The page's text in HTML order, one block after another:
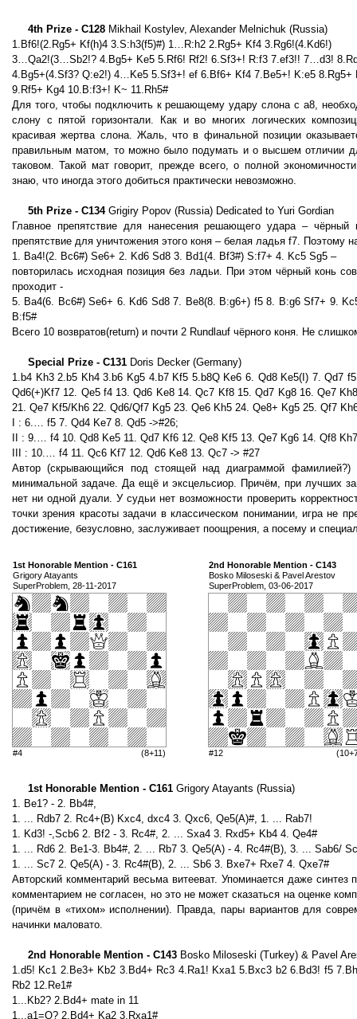
4th Prize - C128 Mikhail Kostylev, Alexander Melnichuk (Russia)
1.Bf6!(2.Rg5+ Kf(h)4 3.S:h3(f5)#) 1…R:h2 2.Rg5+ Kf4 3.Rg6!(4.Kd6!)
3…Qа2!(3…Sb2!? 4.Bg5+ Kе5 5.Rf6! Rf2! 6.Sf3+! R:f3 7.ef3!! 7…d3!
4.Bg5+(4.Sf3? Q:е2!) 4…Kе5 5.Sf3+! ef 6.Bf6+ Kf4 7.Be5+! K:е5 8.Rg5+
9.Rf5+ Kg4 10.B:f3+! K~ 11.Rh5#
Для того, чтобы подключить к решающему удару слона с а8,
слону с пятой горизонтали. Как и во многих логических
красивая жертва слона. Жаль, что в финальной позиции
правильным матом, то можно было подумать и о высшем отличии
таковом. Такой мат говорит, прежде всего, о полной
знаю, что иногда этого добиться практически невозможно.
5th Prize - C134Grigiry Popov (Russia) Dedicated to Yuri Gordian
Главное препятствие для нанесения решающего удара –
препятствие для уничтожения этого коня – белая ладья f7. Поэтому
1. Ba4!(2. Bc6#) Se6+ 2. Kd6 Sd8 3. Bd1(4. Bf3#) S:f7+ 4. Kc5 Sg5 –
повторилась исходная позиция без ладьи. При этом чёрный конь
проходит -
5. Ba4(6. Bc6#) Se6+ 6. Kd6 Sd8 7. Be8(8. B:g6+) f5 8. B:g6 Sf7+ 9.
B:f5#
Всего 10 возвратов(return) и почти 2 Rundlauf чёрного коня. Не
Special Prize - C131 Doris Decker (Germany)
1.b4 Kh3 2.b5 Kh4 3.b6 Kg5 4.b7 Kf5 5.b8Q Ke6 6. Qd8 Ke5(I) 7. Qd7
Qd6(+)Kf7 12. Qe5 f4 13. Qd6 Ke8 14. Qc7 Kf8 15. Qd7 Kg8 16. Qe7
21. Qe7 Kf5/Kh6 22. Qd6/Qf7 Kg5 23. Qe6 Kh5 24. Qe8+ Kg5 25. Qf7
I : 6.… f5 7. Qd4 Ke7 8. Qd5 ->#26;
II : 9.… f4 10. Qd8 Ke5 11. Qd7 Kf6 12. Qe8 Kf5 13. Qe7 Kg6 14. Qf8
III : 10.… f4 11. Qc6 Kf7 12. Qd6 Ke8 13. Qc7 -> #27
Автор (скрывающийся под стоящей над диаграммой
минимальной задаче. Да ещё и эксцельсиор. Причём, при лучших
нет ни одной дуали. У судьи нет возможности проверить
точки зрения красоты задачи в классическом понимании, игра не
достижение, безусловно, заслуживает поощрения, а посему и
1st Honorable Mention - C161
Grigory Atayants
SuperProblem, 28-11-2017
#4 (8+11)
2nd Honorable Mention - C143
Bosko Miloseski & Pavel Arestov
SuperProblem, 03-06-2017
#12
1st Honorable Mention - C161 Grigory Atayants (Russia)
1. Be1? - 2. Bb4#,
1. ... Rdb7 2. Rc4+(В) Kxc4, dxc4 3. Qxc6, Qe5(А)#, 1. ... Rab7!
1. Kd3! -,Scb6 2. Bf2 - 3. Rc4#, 2. ... Sxa4 3. Rxd5+ Kb4 4. Qe4#
1. ... Rd6 2. Be1-3. Bb4#, 2. ... Rb7 3. Qe5(А) - 4. Rc4#(В), 3. ... Sab6/
1. ... Sc7 2. Qe5(А) - 3. Rc4#(В), 2. ... Sb6 3. Bxe7+ Rxe7 4. Qxe7#
Авторcкий комментарий весьма витееват. Упоминается даже
комментарием не согласен, но это не может сказаться на оценке
(причём в «тихом» исполнении). Правда, пары вариантов для
начинки маловато.
2nd Honorable Mention - C143 Bosko Miloseski (Turkey) & Pavel
1.d5! Kc1 2.Be3+ Kb2 3.Bd4+ Rc3 4.Ra1! Kxa1 5.Bxc3 b2 6.Bd3! f5
Rb2 12.Re1#
1...Kb2? 2.Bd4+ mate in 11
1...a1=Q? 2.Bd4+ Ka2 3.Rxa1#